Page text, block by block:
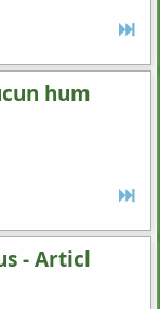
hum
- Articl